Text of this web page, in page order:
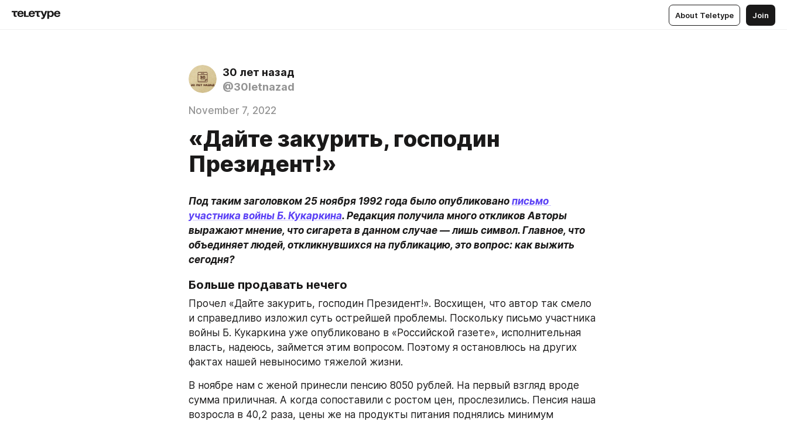
About Teletype Join
30 лет назад
@30letnazad
November 7, 2022
«Дайте закурить, господин
Президент!»
Под таким заголовком 25 ноября 1992 года было опубликовано письмо
участника войны Б. Кукаркина. Редакция получила много откликов Авторы
выражают мнение, что сигарета в данном случае — лишь символ. Главное, что
объединяет людей, откликнувшихся на публикацию, это вопрос: как выжить
сегодня?
Больше продавать нечего
Прочел «Дайте закурить, господин Президент!». Восхищен, что автор так смело
и справедливо изложил суть острейшей проблемы. Поскольку письмо участника
войны Б. Кукаркина уже опубликовано в «Российской газете», исполнительная
власть, надеюсь, займется этим вопросом. Поэтому я остановлюсь на других
фактах нашей невыносимо тяжелой жизни.
В ноябре нам с женой принесли пенсию 8050 рублей. На первый взгляд вроде
сумма приличная. А когда сопоставили с ростом цен, прослезились. Пенсия наша
возросла в 40,2 раза, цены же на продукты питания поднялись минимум